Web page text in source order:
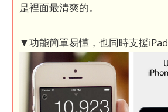
是裡面最清爽的。
▼功能簡單易懂，也同時支援iPad